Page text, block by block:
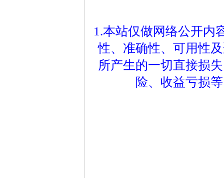
1.本站仅做网络公开内
性、准确性、可用性
所产生的一切直接损
险、收益亏损